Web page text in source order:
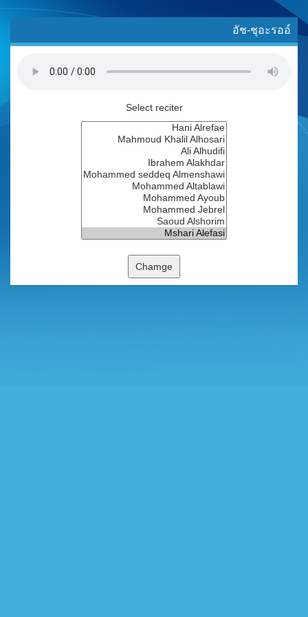
อัช-ชุอะรออ์
Select reciter